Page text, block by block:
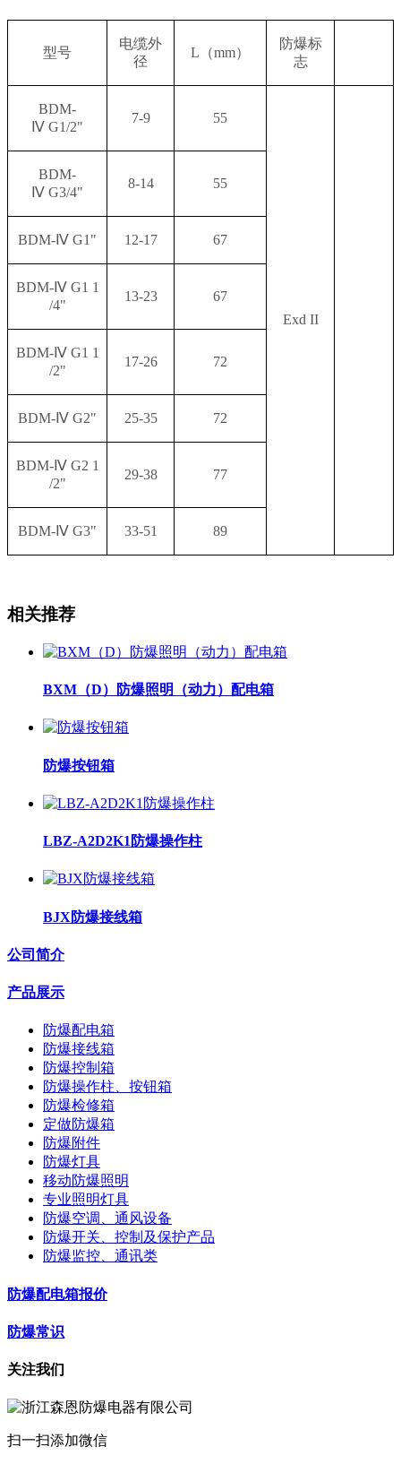
型号
电缆外
径
L （mm）
防爆标
志
BDM-
Ⅳ G1/2"
7-9 55
Exd II
BDM-
Ⅳ G3/4"
8-14 55
BDM- Ⅳ G1" 12-17 67
BDM-ⅣG1 1
/4"
13-23 67
BDM-ⅣG1 1
/2"
17-26 72
BDM- Ⅳ G2" 25-35 72
BDM-ⅣG2 1
/2"
29-38 77
BDM- Ⅳ G3" 33-51 89
相关推荐
BXM（D）防爆照明（动力）配电箱
防爆按钮箱
LBZ-A2D2K1防爆操作柱
BJX防爆接线箱
公司简介
产品展示
防爆配电箱
防爆接线箱
防爆控制箱
防爆操作柱、按钮箱
防爆检修箱
定做防爆箱
防爆附件
防爆灯具
移动防爆照明
专业照明灯具
防爆空调、通风设备
防爆开关、控制及保护产品
防爆监控、通讯类
防爆配电箱报价
防爆常识
关注我们
扫一扫添加微信